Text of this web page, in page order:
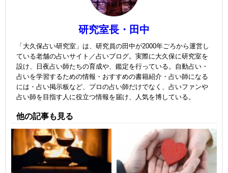
研究室長・田中
「大久保占い研究室」は、研究員の田中が2000年ごろから運営し
ている老舗の占いサイト／占いブログ。実際に大久保に研究室を
設け、日夜占い師たちの育成や、鑑定を行っている。自動占い・
占いを学習するための情報・おすすめの書籍紹介・占い師になる
には・占い掲示板など、プロの占い師だけでなく、占いファンや
占い師を目指す人に役立つ情報を届け、人気を博している。
他の記事も見る